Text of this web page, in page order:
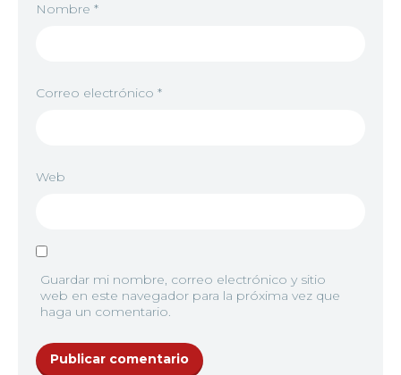
Nombre *
Correo electrónico *
Web
Guardar mi nombre, correo electrónico y sitio
web en este navegador para la próxima vez que
haga un comentario.